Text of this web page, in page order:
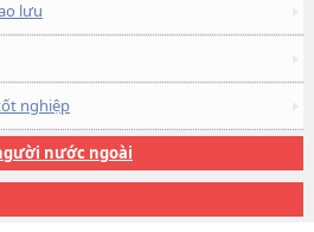
lưu
nghiệp
nước ngoài